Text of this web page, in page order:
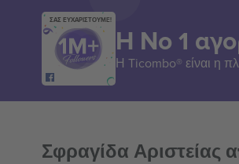
ΣΑΣ ΕΥΧΑΡΙΣΤΟΥΜΕ!
Η Νο 1
Η Ticombo® είναι η
Σφραγίδα Αριστείας